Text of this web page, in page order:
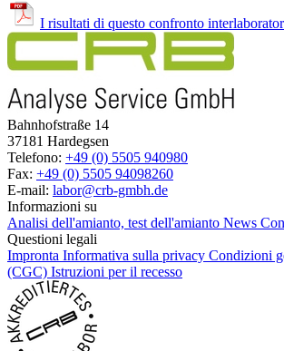
I risultati di questo confronto
Bahnhofstraße 14
37181 Hardegsen
Telefono: +49 (0) 5505 940980
Fax: +49 (0) 5505 94098260
E-mail: labor@crb-gmbh.de
Informazioni su
Analisi dell'amianto, test dell'amianto News
Questioni legali
Impronta Informativa sulla privacy Condizioni
(CGC) Istruzioni per il recesso